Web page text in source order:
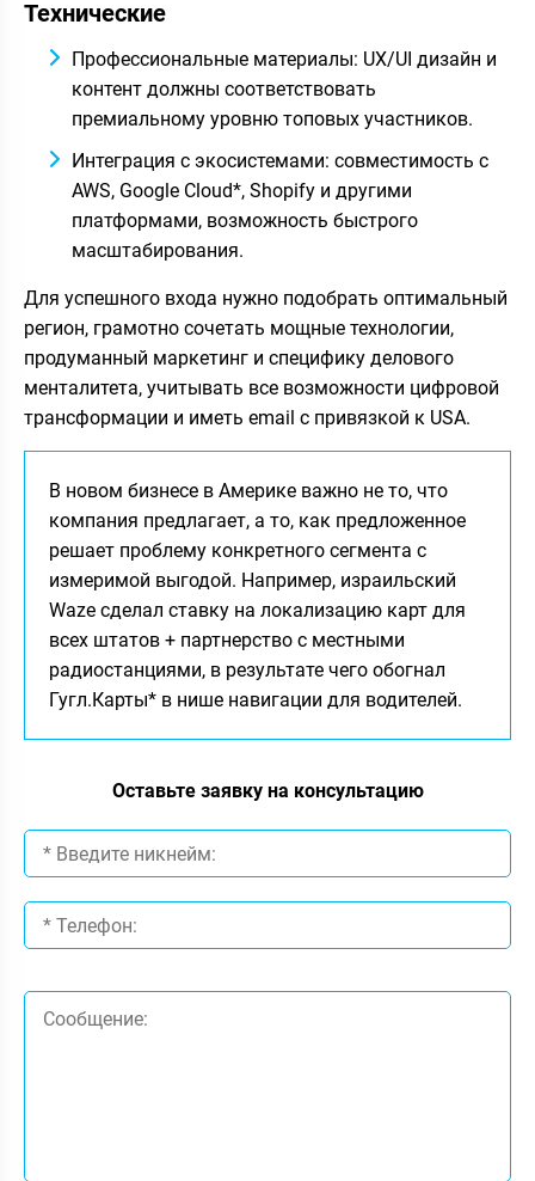
Технические
Профессиональные материалы: UX/UI дизайн и
контент должны соответствовать
премиальному уровню топовых участников.
Интеграция с экосистемами: совместимость с
AWS, Google Cloud*, Shopify и другими
платформами, возможность быстрого
масштабирования.
Для успешного входа нужно подобрать оптимальный
регион, грамотно сочетать мощные технологии,
продуманный маркетинг и специфику делового
менталитета, учитывать все возможности цифровой
трансформации и иметь email с привязкой к USA.
В новом бизнесе в Америке важно не то, что
компания предлагает, а то, как предложенное
решает проблему конкретного сегмента с
измеримой выгодой. Например, израильский
Waze сделал ставку на локализацию карт для
всех штатов + партнерство с местными
радиостанциями, в результате чего обогнал
Гугл.Карты* в нише навигации для водителей.
Оставьте заявку на консультацию